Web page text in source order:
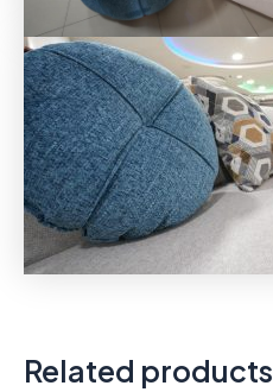
Related products